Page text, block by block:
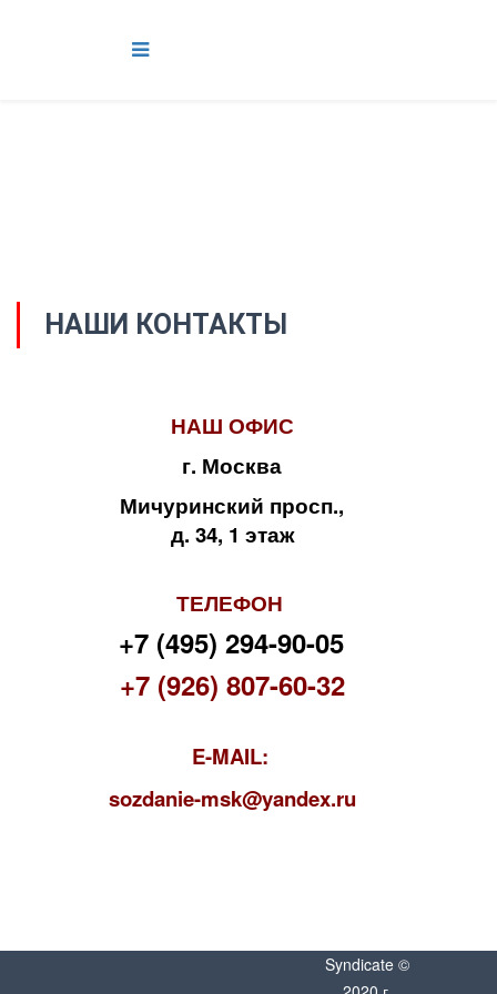
НАШИ КОНТАКТЫ
НАШ ОФИС
г. Москва
Мичуринский просп.,
д. 34, 1 этаж
ТЕЛЕФОН
+7 (495) 294-90-05
+7 (926) 807-60-32
E-MAIL:
sozdanie-msk@yandex.ru
Syndicate ©